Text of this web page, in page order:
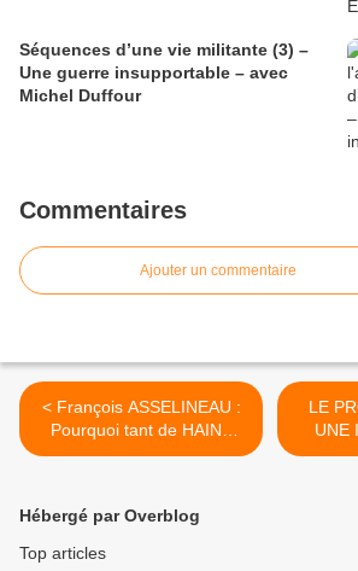
Séquences d’une vie militante (3) –
Une guerre insupportable – avec
Michel Duffour
Commentaires
Ajouter un commentaire
< François ASSELINEAU :
Pourquoi tant de HAINE
médiatique ? – Débat à la
LE
UNE
Hébergé par Overblog
Top articles